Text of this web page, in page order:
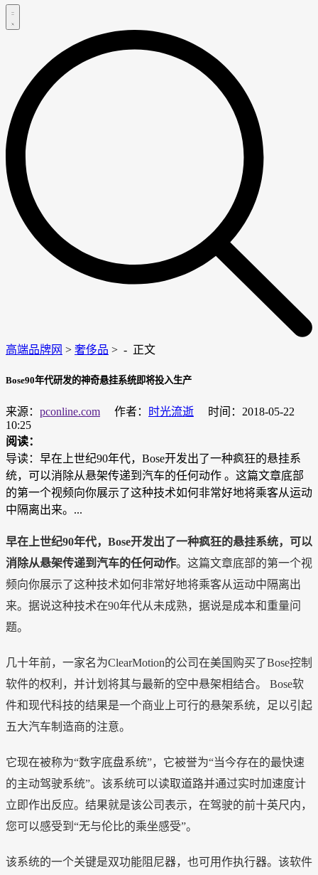
高端品牌网 > 奢侈品 > - 正文
Bose90年代研发的神奇悬挂系统即将投入生产
来源： pconline.com 作者： 时光流逝
时间：2018-05-22
10:25
阅读：
导读：早在上世纪90年代，Bose开发出了一种疯狂的悬挂系
统，可以消除从悬架传递到汽车的任何动作 。这篇文章底部
的第一个视频向你展示了这种技术如何非常好地将乘客从运动
中隔离出来。...
早在上世纪90年代，Bose开发出了一种疯狂的悬挂系统，可以
消除从悬架传递到汽车的任何动作。这篇文章底部的第一个视
频向你展示了这种技术如何非常好地将乘客从运动中隔离出
来。据说这种技术在90年代从未成熟，据说是成本和重量问
题。
几十年前，一家名为ClearMotion的公司在美国购买了Bose控制
软件的权利，并计划将其与最新的空中悬架相结合。 Bose软
件和现代科技的结果是一个商业上可行的悬架系统，足以引起
五大汽车制造商的注意。
它现在被称为“数字底盘系统”，它被誉为“当今存在的最快速
的主动驾驶系统”。该系统可以读取道路并通过实时加速度计
立即作出反应。结果就是该公司表示，在驾驶的前十英尺内，
您可以感受到“无与伦比的乘坐感受”。
该系统的一个关键是双功能阻尼器，也可用作执行器。该软件